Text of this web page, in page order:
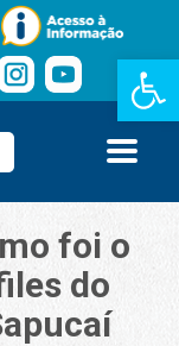
Barra de
foi o
do